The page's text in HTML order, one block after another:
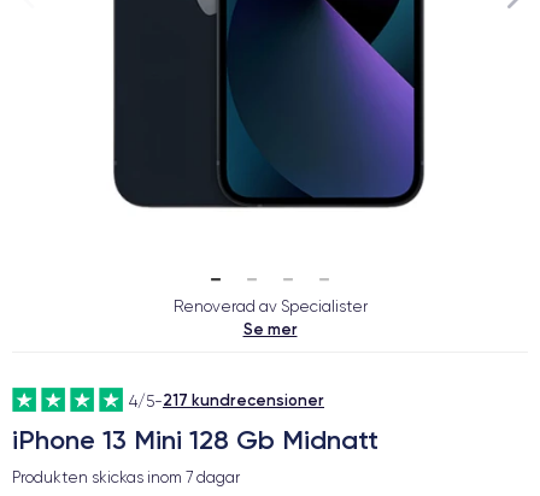
Renoverad av Specialister
Se mer
4/5-217 kundrecensioner
iPhone 13 Mini 128 Gb Midnatt
Produkten skickas inom 7 dagar